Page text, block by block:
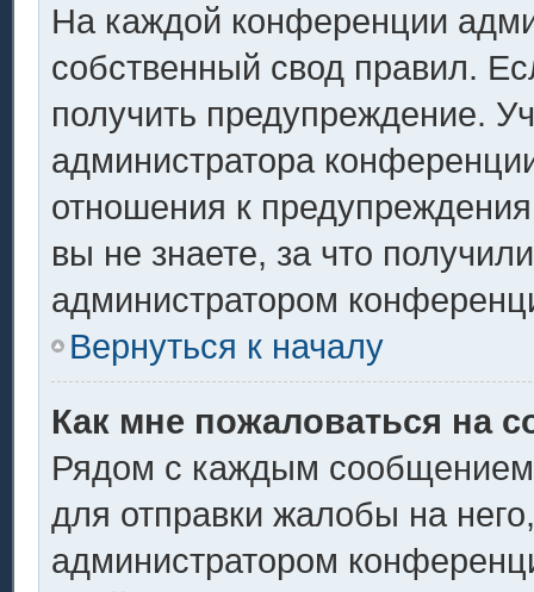
На каждой конференции
собственный свод правил.
получить предупреждение.
администратора
отношения к
вы не знаете, за что
администратором
Вернуться к началу
Как мне пожаловаться на
Рядом с каждым сообщением
для отправки жалобы на
администратором